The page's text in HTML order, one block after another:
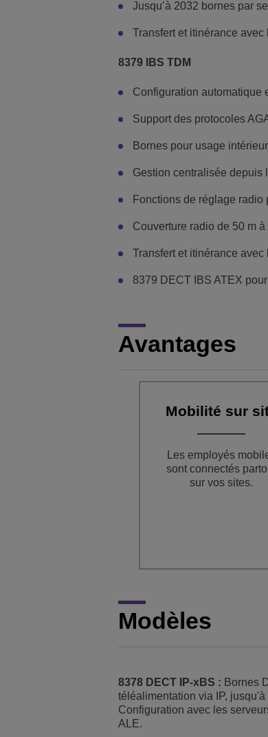
Jusqu’à 2032 bornes par
Transfert et itinérance
8379 IBS TDM
Configuration automatique
Support des protocoles
Bornes pour usage
Gestion centralisée depuis
Fonctions de réglage radio
Couverture radio de 50 m à
Transfert et itinérance
8379 DECT IBS ATEX
Avantages
Mobilité sur
Les employés
sont connectés
sur vos sites.
Modèles
8378 DECT IP-xBS : Bornes
téléalimentation via IP,
Configuration avec les
ALE.